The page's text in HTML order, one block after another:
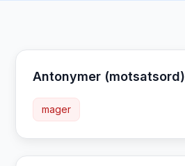
Antonymer (motsatsord)
mager